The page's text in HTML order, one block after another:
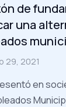
de
una
29, 2021
en